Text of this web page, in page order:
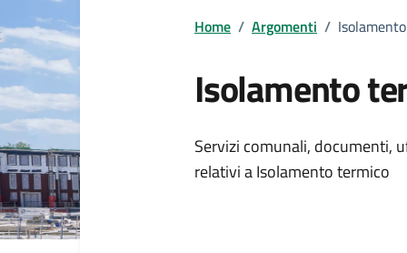
Home / Argomenti /
Isolamento
Dettagli
Servizi comunali, documenti,
relativi a Isolamento termico